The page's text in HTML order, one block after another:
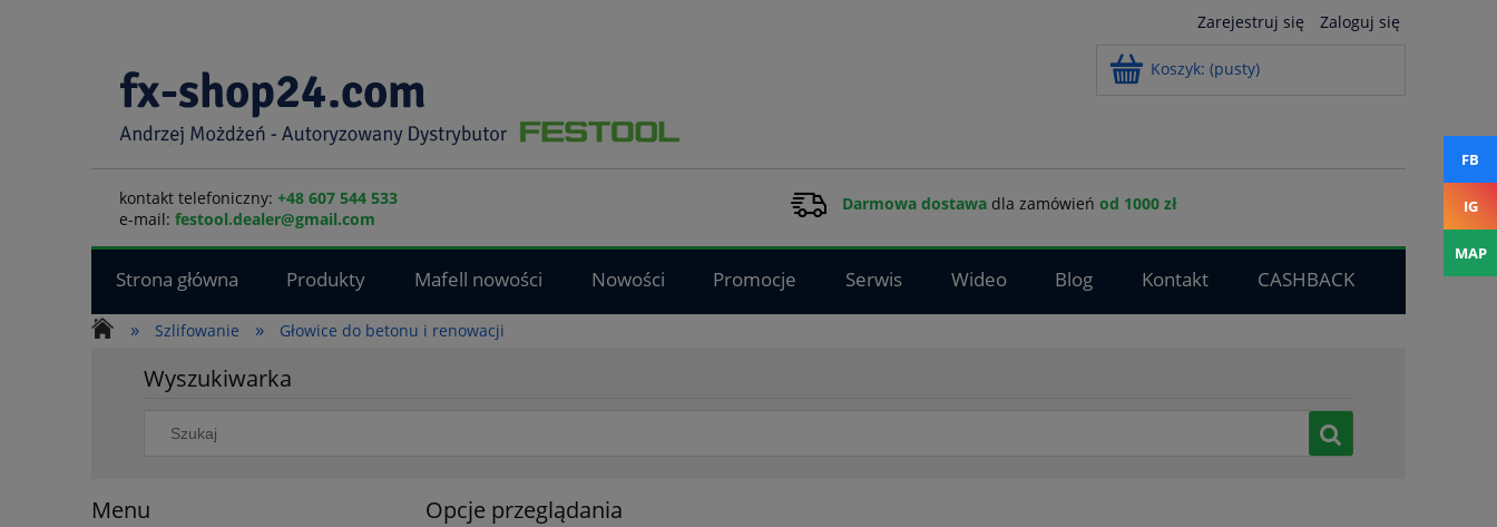
Zarejestruj się Zaloguj się
Koszyk: (pusty)
kontakt telefoniczny: +48 607 544 533
e-mail: festool.dealer@gmail.com
Darmowa dostawadla zamówień od 1000 zł
Strona główna Produkty Mafell nowości Nowości Promocje Serwis Wideo Blog Kontakt
CASHBACK
»
Szlifowanie » Głowice do betonu i renowacji
Wyszukiwarka
Menu Opcje przeglądania
FB
IG
MAP